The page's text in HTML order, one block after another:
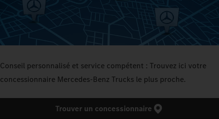
Conseil personnalisé et service compétent : Trouvez ici votre
concessionnaire Mercedes‑Benz Trucks le plus proche.
Trouver un concessionnaire